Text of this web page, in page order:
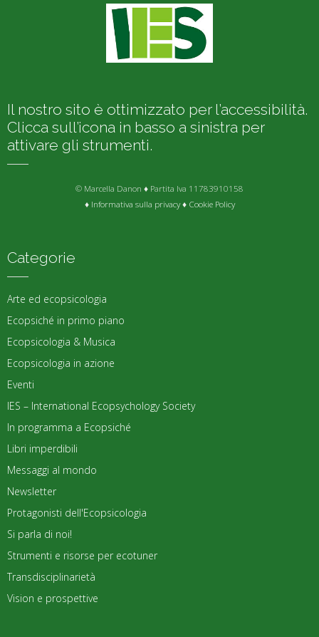
Il nostro sito è ottimizzato per l’accessibilità.
Clicca sull’icona in basso a sinistra per
attivare gli strumenti.
© Marcella Danon ♦ Partita Iva 11783910158
♦ Informativa sulla privacy♦ Cookie Policy
Categorie
Arte ed ecopsicologia
Ecopsiché in primo piano
Ecopsicologia & Musica
Ecopsicologia in azione
Eventi
IES – International Ecopsychology Society
In programma a Ecopsiché
Libri imperdibili
Messaggi al mondo
Newsletter
Protagonisti dell'Ecopsicologia
Si parla di noi!
Strumenti e risorse per ecotuner
Transdisciplinarietà
Vision e prospettive